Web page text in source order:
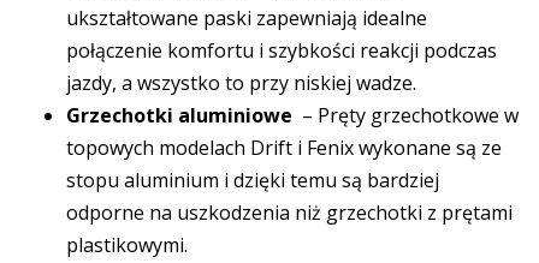
ukształtowane paski zapewniają idealne
połączenie komfortu i szybkości reakcji podczas
jazdy, a wszystko to przy niskiej wadze.
Grzechotki aluminiowe – Pręty grzechotkowe w
topowych modelach Drift i Fenix wykonane są ze
stopu aluminium i dzięki temu są bardziej
odporne na uszkodzenia niż grzechotki z prętami
plastikowymi.